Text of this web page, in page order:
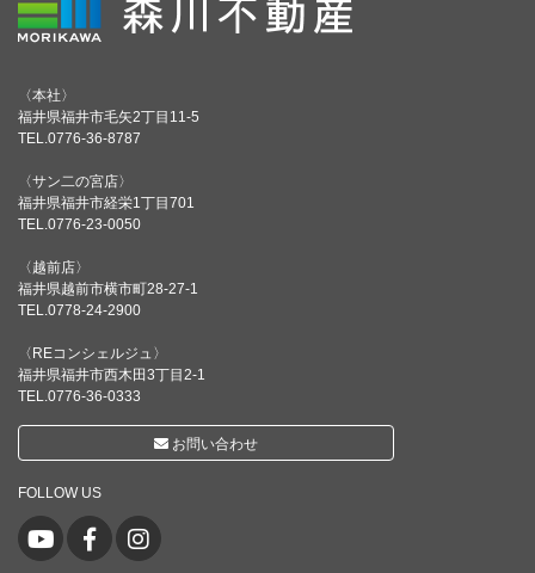
〈本社〉
福井県福井市毛矢2丁目11-5
TEL.0776-36-8787
〈サン二の宮店〉
福井県福井市経栄1丁目701
TEL.0776-23-0050
〈越前店〉
福井県越前市横市町28-27-1
TEL.0778-24-2900
〈REコンシェルジュ〉
福井県福井市西木田3丁目2-1
TEL.0776-36-0333
お問い合わせ
FOLLOW US